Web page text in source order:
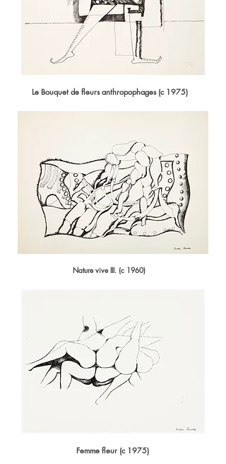
Le Bouquet de fleurs anthropophages (c 1975)
Nature vive III. (c 1960)
Femme fleur (c 1975)